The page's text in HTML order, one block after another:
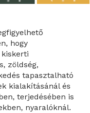
hogy
zöldség,
tapasztalható
kialakításánál és
terjedésében is
nyaralóknál.